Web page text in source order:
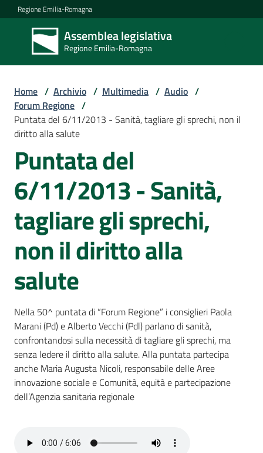
Vai al contenuto
Vai alla navigazione
Vai al footer
Regione Emilia-Romagna
Assemblea legislativa
Regione Emilia-Romagna
Assemblea
legislativa
Regione Emilia-
Assemblea
Attività
Argomenti
i
media
Per
i
cittadini
Home / Archivio / Multimedia / Audio /
Forum Regione /
Puntata del 6/11/2013 - Sanità, tagliare gli sprechi, non il
diritto alla salute
Puntata del
6/11/2013 - Sanità,
tagliare gli sprechi,
non il diritto alla
salute
Nella 50^ puntata di “Forum Regione” i consiglieri Paola
Marani (Pd) e Alberto Vecchi (Pdl) parlano di sanità,
confrontandosi sulla necessità di tagliare gli sprechi, ma
senza ledere il diritto alla salute. Alla puntata partecipa
anche Maria Augusta Nicoli, responsabile delle Aree
innovazione sociale e Comunità, equità e partecipazione
dell’Agenzia sanitaria regionale